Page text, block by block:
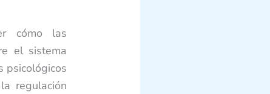
cómo las
el sistema
psicológicos
regulación